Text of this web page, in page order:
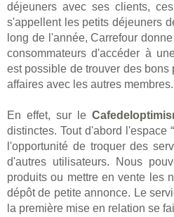
déjeuners avec ses clients,
s'appellent les petits déjeuners
long de l'année, Carrefour
consommateurs d'accéder à
est possible de trouver des
affaires avec les autres membres.
En effet, sur le
distinctes. Tout d'abord l'espace
l'opportunité de troquer des
d'autres utilisateurs. Nous
produits ou mettre en vente les
dépôt de petite annonce. Le
la première mise en relation se